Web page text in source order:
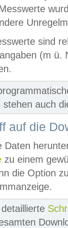
sind
(m ü.
stehen auch
auf die
Daten
zu einem
die Option
detaillierte